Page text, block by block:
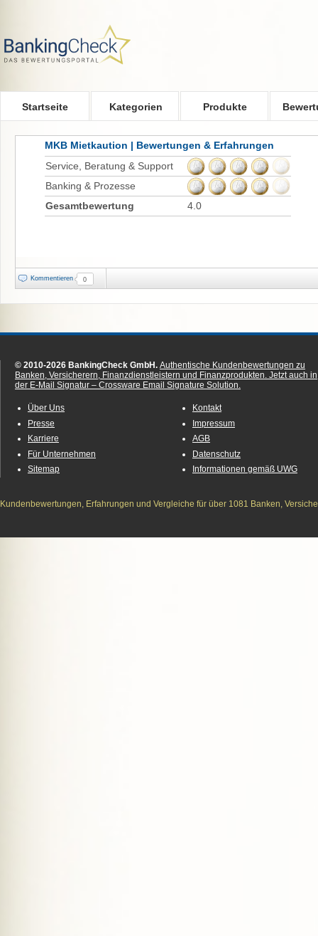
Startseite Kategorien Produkte
MKB Mietkaution | Bewertungen & Erfahrungen
Service, Beratung & Support
Banking & Prozesse
Gesamtbewertung
4.0
Kommentieren 0
© 2010-2026 BankingCheck GmbH. Authentische Kundenbewertungen zu
Banken, Versicherern, Finanzdienstleistern und Finanzprodukten. Jetzt auch in
der E-Mail Signatur – Crossware Email Signature Solution.
Über Uns
Presse
Karriere
Für Unternehmen
Sitemap
Kontakt
Impressum
AGB
Datenschutz
Informationen gemäß UWG
Kundenbewertungen, Erfahrungen und Vergleiche für über 1081 Banken,